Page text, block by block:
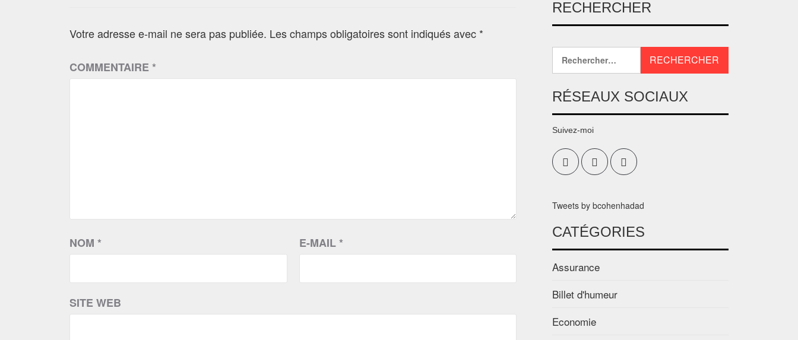
Votre adresse e-mail ne sera pas publiée. Les champs obligatoires sont indiqués avec *
COMMENTAIRE*
NOM * E-MAIL*
SITE WEB
RECHERCHER
RÉSEAUX SOCIAUX
Suivez-moi
Tweets by bcohenhadad
CATÉGORIES
Assurance
Billet d'humeur
Economie